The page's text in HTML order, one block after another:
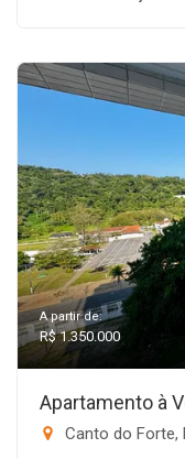
A partir de:
R$ 1.350.000
Apartamento à
Canto do Forte,